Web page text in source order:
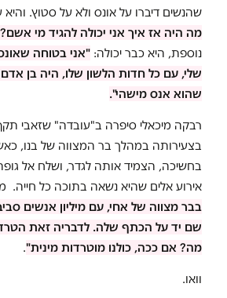
שהנשים דיברו על אונס ולא על סטוץ. והיא
מה היה אז איך אני יכולה להגיד מי
נוספת, היא כבר יכולה: "אני בטוחה
שלי, עם כל חדות הלשון שלו, היה בן
שהוא אנס מישהי".
רבקה מיכאלי סיפרה ב"עובדה" שזאבי
בצעירותה במהלך בר המצווה של בנו,
בחשיכה, הצמיד אותה לגדר, ושלח אל גופה
אירוע אלים שהיא נשאה בתוכה כל
בבר מצווה של אחי, עם מיליון אנשים
שם יד על הכתף שלה. לדבריה זאת
מה? אם ככה, כולנו מוטרדות מינית".
וואו.